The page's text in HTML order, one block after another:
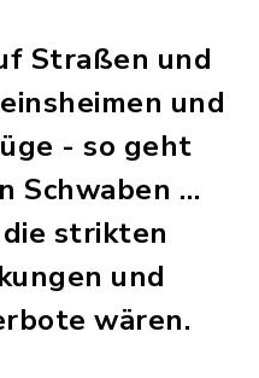
Straßen und
und
- so geht
Schwaben …
strikten
und
wären.